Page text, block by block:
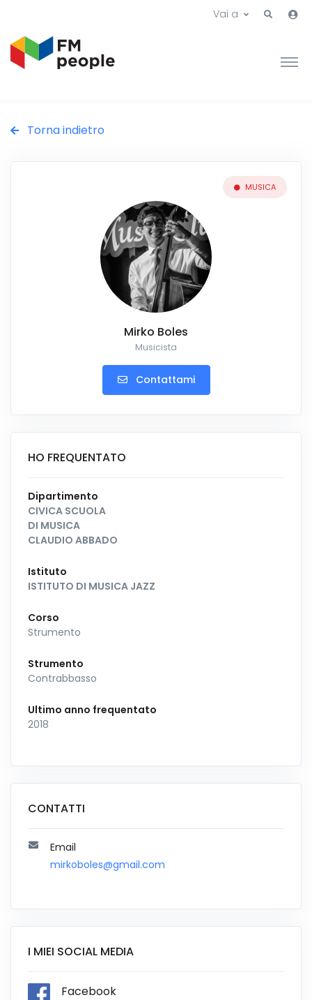
Vai a
Torna indietro
MUSICA
Mirko Boles
Musicista
Contattami
HO FREQUENTATO
Dipartimento
CIVICA SCUOLA
DI MUSICA
CLAUDIO ABBADO
Istituto
ISTITUTO DI MUSICA JAZZ
Corso
Strumento
Strumento
Contrabbasso
Ultimo anno frequentato
2018
CONTATTI
Email
mirkoboles@gmail.com
I MIEI SOCIAL MEDIA
Facebook